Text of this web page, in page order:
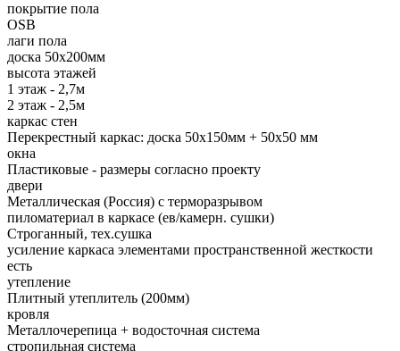
покрытие пола
OSB
лаги пола
доска 50х200мм
высота этажей
1 этаж - 2,7м
2 этаж - 2,5м
каркас стен
Перекрестный каркас: доска 50х150мм + 50х50 мм
окна
Пластиковые - размеры согласно проекту
двери
Металлическая (Россия) с терморазрывом
пиломатериал в каркасе (ев/камерн. сушки)
Строганный, тех.сушка
усиление каркаса элементами пространственной жесткости
есть
утепление
Плитный утеплитель (200мм)
кровля
Металлочерепица + водосточная система
стропильная система